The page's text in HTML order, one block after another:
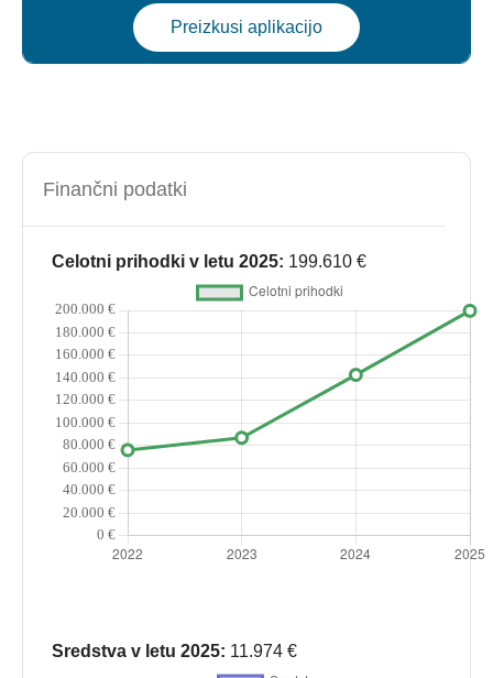
Preizkusi aplikacijo
Finančni podatki
Celotni prihodki v letu 2025: 199.610 €
Sredstva v letu 2025: 11.974 €